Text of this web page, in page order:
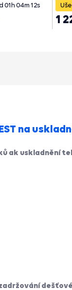
01h04m11s
1
na
ak uskladnění